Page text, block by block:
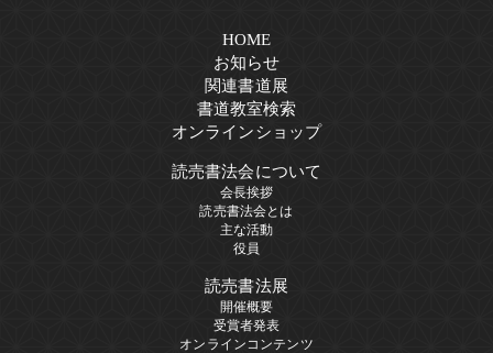
HOME
お知らせ
関連書道展
書道教室検索
オンラインショップ
読売書法会について
会長挨拶
読売書法会とは
主な活動
役員
読売書法展
開催概要
受賞者発表
オンラインコンテンツ